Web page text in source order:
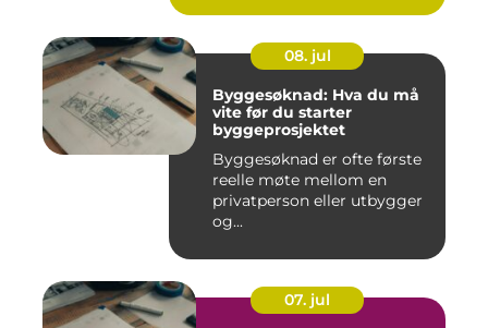
08. jul
Byggesøknad: Hva du må
vite før du starter
byggeprosjektet
Byggesøknad er ofte første
reelle møte mellom en
privatperson eller utbygger
og...
07. jul